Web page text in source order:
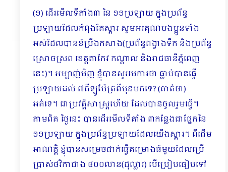
(១) ដើរមើលទីតាំង៣ នៃ ១១ប្រឡាយ ក្នុងប្រព័ន្ធ
ប្រឡាយដែលកំពុងតែស្ដារ សូមអរគុណបងប្អូនទាំង
អស់ដែលបានខំប្រឹងកសាង(ប្រព័ន្ធពង្វាងទឹក និងប្រព័ន្ធ
ស្រោចស្រព ខេត្តតាកែវ កណ្តាល និងរាជធានីភ្នំពេញ
នេះ)​។ អម្បាញ់មិញ ខ្ញុំបានសួរមេការថា ធ្លាប់បានធ្វើ
ប្រឡាយដល់ ៧គីឡូម៉ែត្រពីមុនមកទេ? (គាត់ថា)
អត់ទេ។ ជាប្រវត្តិសាស្រ្តហើយ ដែលបានចូលរួមធ្វើ។
តាមពិត ថ្ងៃនេះ បានដើរមើលទីតាំង ៣កន្លែងជាផ្នែកនៃ
១១ប្រឡាយ ក្នុងប្រព័ន្ធប្រឡាយដែលយើងស្ដារ។ ពីដើម
អាណត្តិ ខ្ញុំបានសម្រេចដាក់ធ្វើគម្រោងធំមួយដែលប្រើ
ប្រាស់ថវិកាជាង ៤០០លាន(ដុល្លារ) បើប្រៀបធៀបទៅ